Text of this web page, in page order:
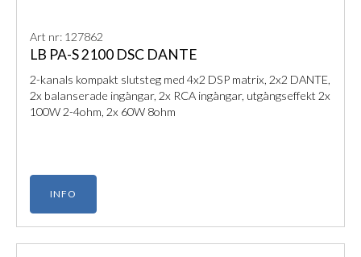
Art nr: 127862
LB PA-S 2100 DSC DANTE
2-kanals kompakt slutsteg med 4x2 DSP matrix, 2x2 DANTE,
2x balanserade ingångar, 2x RCA ingångar, utgångseffekt 2x
100W 2-4ohm, 2x 60W 8ohm
INFO